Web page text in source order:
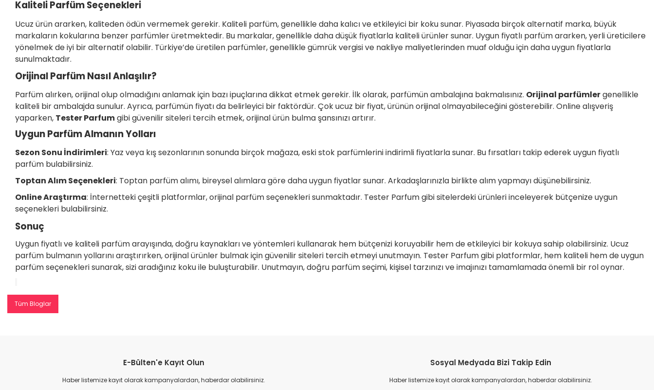
Kaliteli Parfüm Seçenekleri
Ucuz ürün ararken, kaliteden ödün vermemek gerekir. Kaliteli parfüm, genellikle daha kalıcı ve etkileyici bir koku sunar. Piyasada birçok alternatif marka, büyük
markaların kokularına benzer parfümler üretmektedir. Bu markalar, genellikle daha düşük fiyatlarla kaliteli ürünler sunar. Uygun fiyatlı parfüm ararken, yerli üreticilere
yönelmek de iyi bir alternatif olabilir. Türkiye’de üretilen parfümler, genellikle gümrük vergisi ve nakliye maliyetlerinden muaf olduğu için daha uygun fiyatlarla
sunulmaktadır.
Orijinal Parfüm Nasıl Anlaşılır?
Parfüm alırken, orijinal olup olmadığını anlamak için bazı ipuçlarına dikkat etmek gerekir. İlk olarak, parfümün ambalajına bakmalısınız. Orijinal parfümlergenellikle
kaliteli bir ambalajda sunulur. Ayrıca, parfümün fiyatı da belirleyici bir faktördür. Çok ucuz bir fiyat, ürünün orijinal olmayabileceğini gösterebilir. Online alışveriş
yaparken, Tester Parfumgibi güvenilir siteleri tercih etmek, orijinal ürün bulma şansınızı artırır.
Uygun Parfüm Almanın Yolları
Sezon Sonu İndirimleri: Yaz veya kış sezonlarının sonunda birçok mağaza, eski stok parfümlerini indirimli fiyatlarla sunar. Bu fırsatları takip ederek uygun fiyatlı
parfüm bulabilirsiniz.
Toptan Alım Seçenekleri: Toptan parfüm alımı, bireysel alımlara göre daha uygun fiyatlar sunar. Arkadaşlarınızla birlikte alım yapmayı düşünebilirsiniz.
Online Araştırma: İnternetteki çeşitli platformlar, orijinal parfüm seçenekleri sunmaktadır. Tester Parfum gibi sitelerdeki ürünleri inceleyerek bütçenize uygun
seçenekleri bulabilirsiniz.
Sonuç
Uygun fiyatlı ve kaliteli parfüm arayışında, doğru kaynakları ve yöntemleri kullanarak hem bütçenizi koruyabilir hem de etkileyici bir kokuya sahip olabilirsiniz. Ucuz
parfüm bulmanın yollarını araştırırken, orijinal ürünler bulmak için güvenilir siteleri tercih etmeyi unutmayın. Tester Parfum gibi platformlar, hem kaliteli hem de uygun
parfüm seçenekleri sunarak, sizi aradığınız koku ile buluşturabilir. Unutmayın, doğru parfüm seçimi, kişisel tarzınızı ve imajınızı tamamlamada önemli bir rol oynar.
Tüm Bloglar
E-Bülten'e Kayıt Olun
Haber listemize kayıt olarak kampanyalardan, haberdar olabilirsiniz.
Sosyal Medyada Bizi Takip Edin
Haber listemize kayıt olarak kampanyalardan, haberdar olabilirsiniz.